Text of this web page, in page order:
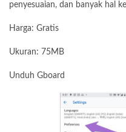
penyesuaian, dan banyak hal
Harga: Gratis
Ukuran: 75MB
Unduh Gboard